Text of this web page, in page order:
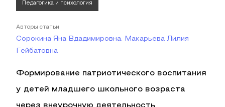
Педагогика и психология
Авторы статьи
Сорокина Яна Вдадимировна, Макарьева Лилия
Гейбатовна
Формирование патриотического воспитания
у детей младшего школьного возраста
через внеурочную деятельность